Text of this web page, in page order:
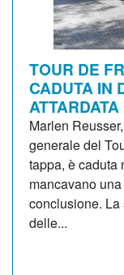
TOUR DE
CADUTA IN
ATTARDATA
Marlen
generale del
tappa, è caduta
mancavano
conclusione.
delle...